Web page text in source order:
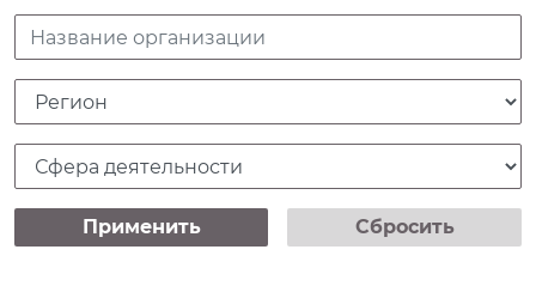
Название организации
Регион
Сфера деятельности
Применить Сбросить